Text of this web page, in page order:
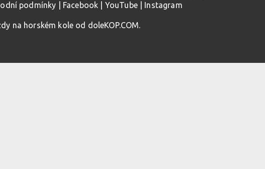
podmínky Facebook YouTube| Instagram
na horském kole od doleKOP.COM.